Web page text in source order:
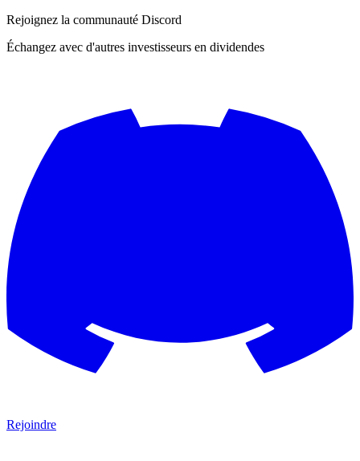
Rejoignez la communauté Discord
Échangez avec d'autres investisseurs en dividendes
Rejoindre